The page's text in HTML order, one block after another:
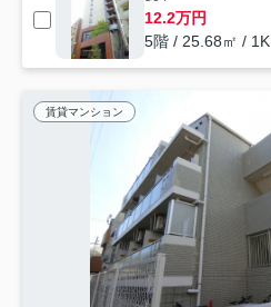
12.2万円
5階 / 25.68㎡ / 1K
賃貸マンション